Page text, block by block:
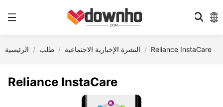
الرئيسية طلب النشرة الإخبارية الاجتماعية Reliance InstaCare
Reliance InstaCare